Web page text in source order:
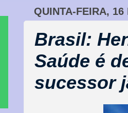
QUINTA-FEIRA, 16
Brasil:
Saúde é
sucessor